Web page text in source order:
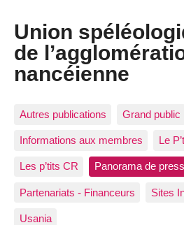
Union
de
nancéienne
Autres publications Grand public
Informations aux membres Le
Les p’tits CR Panorama de
Partenariats - Financeurs Sites
Usania